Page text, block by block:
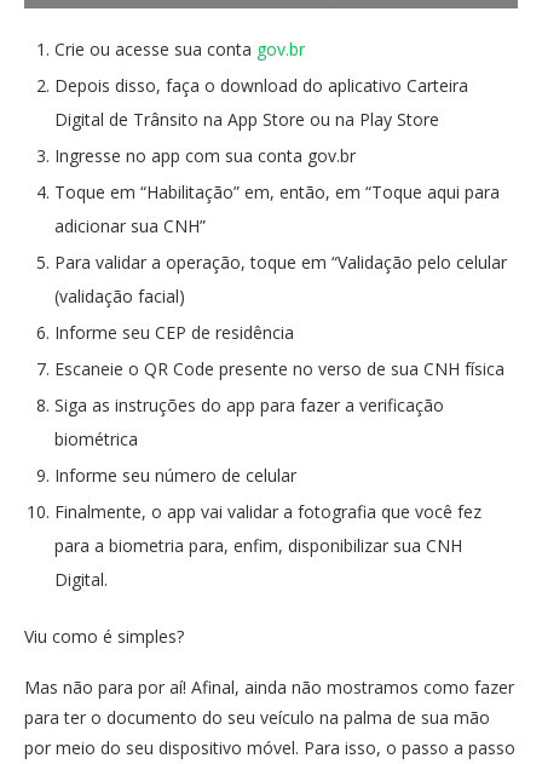
Crie ou acesse sua conta gov.br
Depois disso, faça o download do aplicativo Carteira
Digital de Trânsito na App Store ou na Play Store
Ingresse no app com sua conta gov.br
Toque em “Habilitação” em, então, em “Toque aqui para
adicionar sua CNH”
Para validar a operação, toque em “Validação pelo celular
(validação facial)
Informe seu CEP de residência
Escaneie o QR Code presente no verso de sua CNH física
Siga as instruções do app para fazer a verificação
biométrica
Informe seu número de celular
Finalmente, o app vai validar a fotografia que você fez
para a biometria para, enfim, disponibilizar sua CNH
Digital.
Viu como é simples?
Mas não para por aí! Afinal, ainda não mostramos como fazer
para ter o documento do seu veículo na palma de sua mão
por meio do seu dispositivo móvel. Para isso, o passo a passo